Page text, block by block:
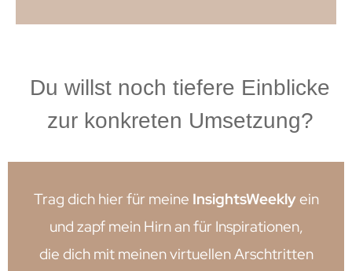
Du willst noch tiefere Einblicke
zur konkreten Umsetzung?
Trag dich hier für meine InsightsWeeklyein
und zapf mein Hirn an für Inspirationen,
die dich mit meinen virtuellen Arschtritten